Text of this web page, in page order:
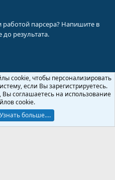
парсера? Напишите в
результата.
Помощь
2026 XenForo Ltd.
cookie, чтобы персонализировать
если Вы зарегистрируетесь.
Вы соглашаетесь на использование
cookie.
Узнать больше.…